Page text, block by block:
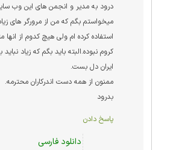
درود به مدیر و انجمن های این وب
میخواستم بگم که من از مرورگر های
استفاده کرده ام ولی هیچ کدوم از انها
کروم نبوده.البته باید بگم که زیاد
ایران دل بست.
ممنون از همه دست اندرکاران محترمه.
بدرود
پاسخ دادن
دانلود فارسی